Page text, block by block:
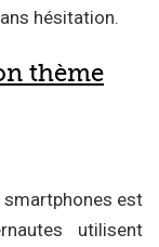
hésitation.
thème
smartphones est
utilisent